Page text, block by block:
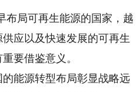
局可再生能源的国家，越
应以及快速发展的可再生
要借鉴意义。
能源转型布局彰显战略远